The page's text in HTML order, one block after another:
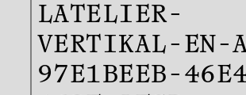
LATELIER-
VERTIKAL-EN-
97E1BEEB-